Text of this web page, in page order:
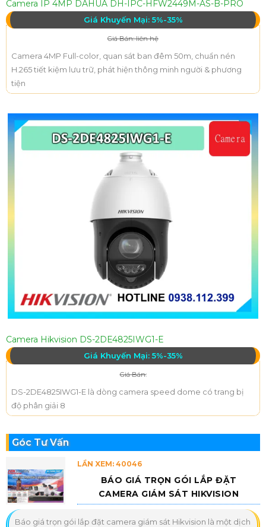
Camera IP 4MP DAHUA DH-IPC-HFW2449M-AS-B-PRO
Giá Khuyến Mại: 5%-35%
Giá Bán: liên hệ
Camera 4MP Full-color, quan sát ban đêm 50m, chuẩn nén
H.265 tiết kiệm lưu trữ, phát hiện thông minh người & phương
tiện
Camera Hikvision DS-2DE4825IWG1-E
Giá Khuyến Mại: 5%-35%
Giá Bán:
DS-2DE4825IWG1-E là dòng camera speed dome có trang bị
độ phân giải 8
Góc Tư Vấn
LẦN XEM: 40046
BÁO GIÁ TRỌN GÓI LẮP ĐẶT
CAMERA GIÁM SÁT HIKVISION
Báo giá trọn gói lắp đặt camera giám sát Hikvision là một dịch